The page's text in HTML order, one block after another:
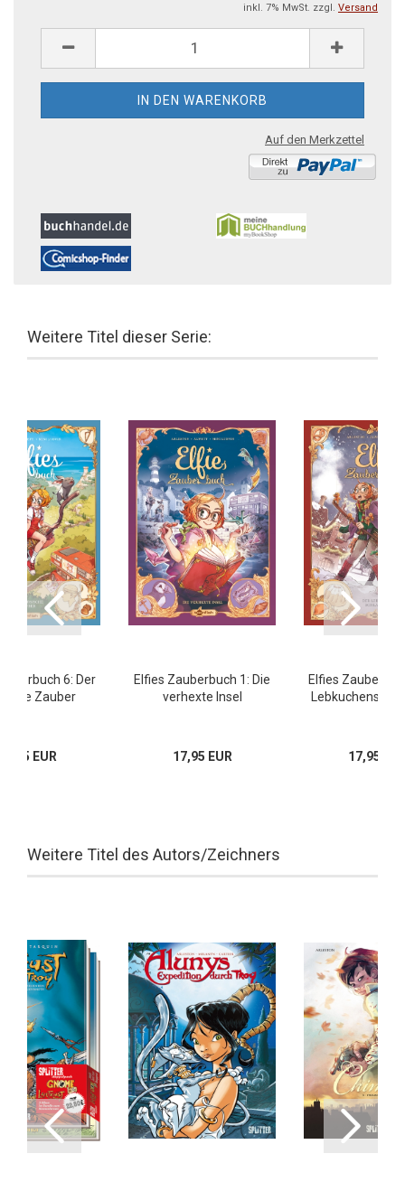
inkl. 7% MwSt. zzgl. Versand
Auf den Merkzettel
Weitere Titel dieser Serie:
6: Der
Zauber
EUR
Elfies Zauberbuch 1: Die
verhexte Insel
17,95 EUR
Elfies
17,95
Weitere Titel des Autors/Zeichners